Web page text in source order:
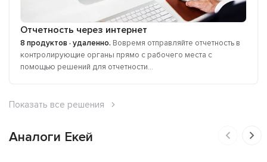
Отчетность через интернет
8 продуктов · удаленно. Вовремя отправляйте отчетность в
контролирующие органы прямо с рабочего места с
помощью решений для отчетности...
Показать все решения
Аналоги Екей